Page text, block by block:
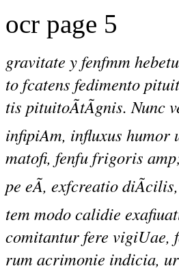
ocr page 5
gravitate y fenfmm
to fcatens fedimento
tis pituitoÃtÃgnis.
infipiAm, influxus humor
matofi, fenfu frigoris
pe eÃ, exfcreatio
tem modo calidie
comitantur fere vigiUae,
rum acrimonie indicia,